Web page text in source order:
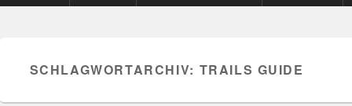
SCHLAGWORTARCHIV: TRAILS GUIDE